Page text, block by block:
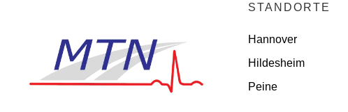
STANDORTE
Hannover
Hildesheim
Peine